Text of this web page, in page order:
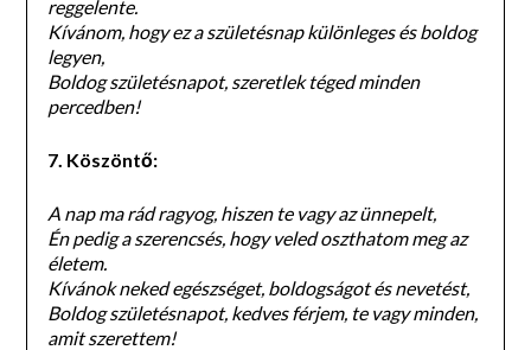
reggelente.
Kívánom, hogy ez a születésnap különleges és boldog
legyen,
Boldog születésnapot, szeretlek téged minden
percedben!
7. Köszöntő:
A nap ma rád ragyog, hiszen te vagy az ünnepelt,
Én pedig a szerencsés, hogy veled oszthatom meg az
életem.
Kívánok neked egészséget, boldogságot és nevetést,
Boldog születésnapot, kedves férjem, te vagy minden,
amit szerettem!